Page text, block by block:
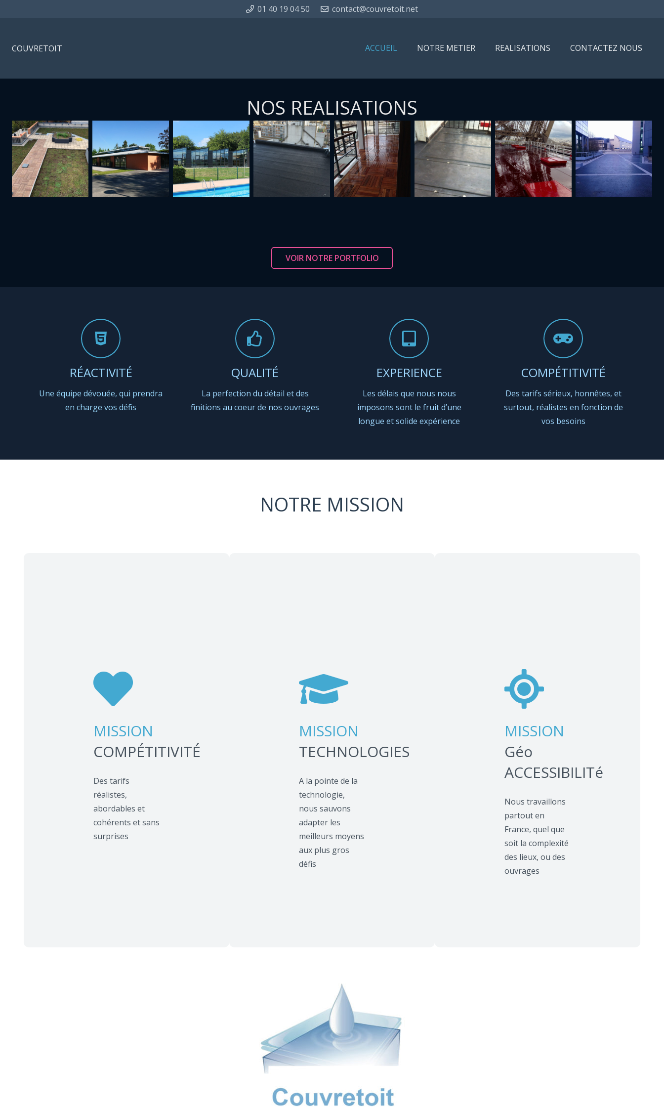
01 40 19 04 50 contact@couvretoit.net
COUVRETOIT ACCUEIL NOTRE METIER REALISATIONS CONTACTEZ NOUS
NOS REALISATIONS
VOIR NOTRE PORTFOLIO
RÉACTIVITÉ
Une équipe dévouée, qui prendra
en charge vos défis
QUALITÉ
La perfection du détail et des
finitions au coeur de nos ouvrages
EXPERIENCE
Les délais que nous nous
imposons sont le fruit d’une
longue et solide expérience
COMPÉTITIVITÉ
Des tarifs sérieux, honnêtes, et
surtout, réalistes en fonction de
vos besoins
NOTRE MISSION
MISSION
COMPÉTITIVITÉ
Des tarifs
réalistes,
abordables et
cohérents et sans
surprises
MISSION
TECHNOLOGIES
A la pointe de la
technologie,
nous sauvons
adapter les
meilleurs moyens
aux plus gros
défis
MISSION
Géo
ACCESSIBILITé
Nous travaillons
partout en
France, quel que
soit la complexité
des lieux, ou des
ouvrages